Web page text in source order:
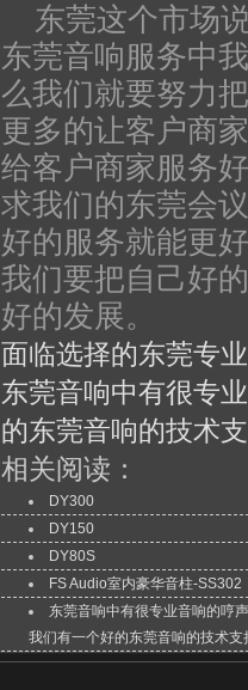
东莞这个市场
东莞音响服务中
么我们就要努力
更多的让客户商
给客户商家服务
求我们的东莞会
好的服务就能更
我们要把自己好
好的发展。
面临选择的东莞专
东莞音响中有很专
的东莞音响的技术
相关阅读：
DY300
DY150
DY80S
FS Audio室内豪华音柱-SS302
东莞音响中有很专业音响的哼
我们有一个好的东莞音响的技术支